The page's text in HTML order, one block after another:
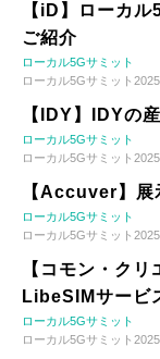
【iD】ローカ
ご紹介
ローカル5Gサミット
ローカル5Gサミット2025
【IDY】IDYの
ローカル5Gサミット
ローカル5Gサミット2025
【Accuver】展
ローカル5Gサミット
ローカル5Gサミット2025
【コモン・ク
LibeSIMサービ
ローカル5Gサミット
ローカル5Gサミット2025